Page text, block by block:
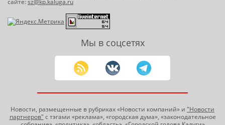
сайте:sz@kp.kaluga.ru
Мы в соцсетях
Новости, размещенные в рубриках «Новости компаний» и "Новости
партнеров" с тэгами «реклама», «городская дума», «законодательное